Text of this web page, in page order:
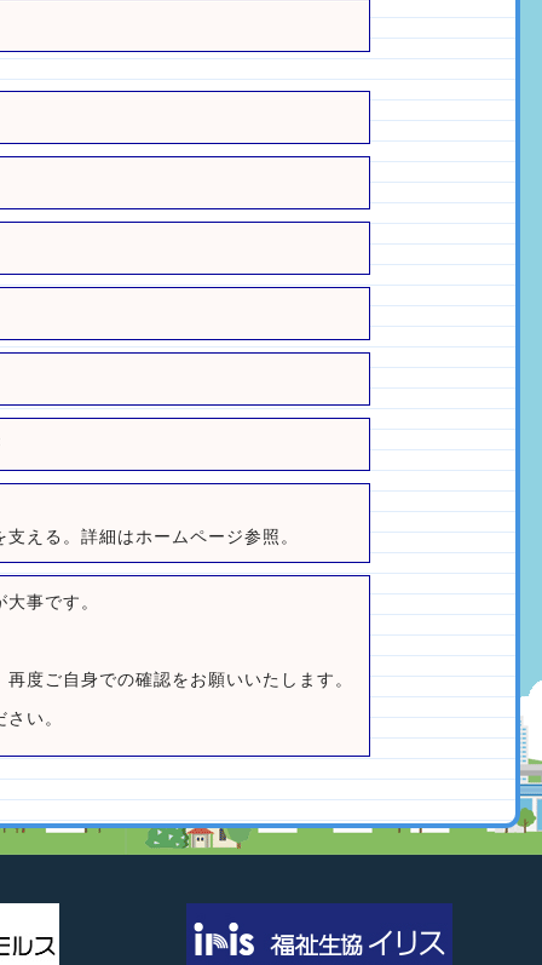
える。詳細はホームページ参照。
事です。
度ご自身での確認をお願いいたします。
い。